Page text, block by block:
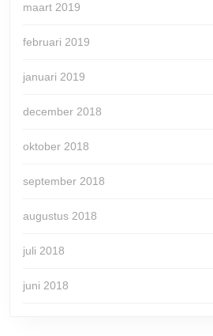
maart 2019
februari 2019
januari 2019
december 2018
oktober 2018
september 2018
augustus 2018
juli 2018
juni 2018